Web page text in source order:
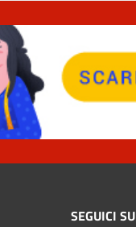
SEGUICI SU